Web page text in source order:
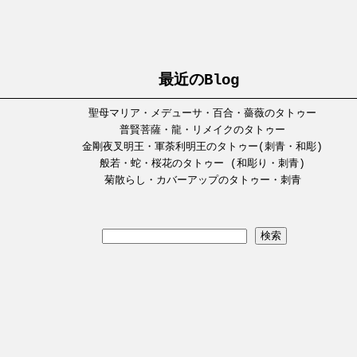
最近のBlog
聖母マリア・メデューサ・百合・薔薇のタトゥー
普賢菩薩・龍・リメイクのタトゥー
金剛夜叉明王・軍荼利明王のタトゥー(刺青・和彫)
般若・蛇・桜花のタトゥー (和彫り・刺青)
菊散らし・カバーアップのタトゥー・刺青